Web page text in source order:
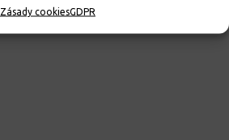
Zásady cookiesGDPR